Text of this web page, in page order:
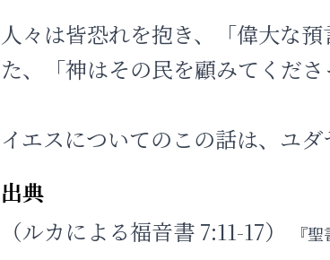
人々は皆恐れを抱き、「偉大な
た、「神はその民を顧みてくださ
イエスについてのこの話は、ユ
出典
（ルカによる福音書 7:11-17）
『